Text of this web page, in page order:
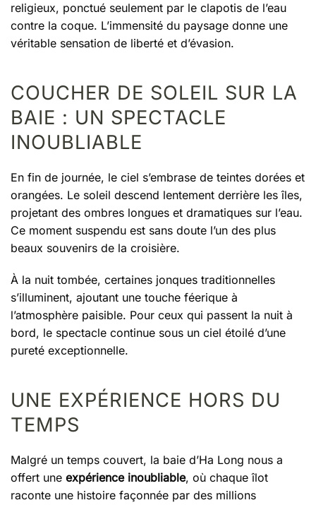
religieux, ponctué seulement par le clapotis de l’eau
contre la coque. L’immensité du paysage donne une
véritable sensation de liberté et d’évasion.
COUCHER DE SOLEIL SUR LA
BAIE : UN SPECTACLE
INOUBLIABLE
En fin de journée, le ciel s’embrase de teintes dorées et
orangées. Le soleil descend lentement derrière les îles,
projetant des ombres longues et dramatiques sur l’eau.
Ce moment suspendu est sans doute l’un des plus
beaux souvenirs de la croisière.
À la nuit tombée, certaines jonques traditionnelles
s’illuminent, ajoutant une touche féerique à
l’atmosphère paisible. Pour ceux qui passent la nuit à
bord, le spectacle continue sous un ciel étoilé d’une
pureté exceptionnelle.
UNE EXPÉRIENCE HORS DU
TEMPS
Malgré un temps couvert, la baie d’Ha Long nous a
offert une expérience inoubliable, où chaque îlot
raconte une histoire façonnée par des millions